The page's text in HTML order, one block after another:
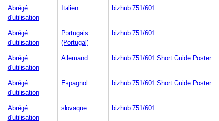
Abrégé
d'utilisation
Italien bizhub 751/601
Abrégé
d'utilisation
Portugais
(Portugal)
bizhub 751/601
Abrégé
d'utilisation
Allemand bizhub 751/601 Short Guide Poster
Abrégé
d'utilisation
Espagnol bizhub 751/601 Short Guide Poster
Abrégé
d'utilisation
slovaque bizhub 751/601